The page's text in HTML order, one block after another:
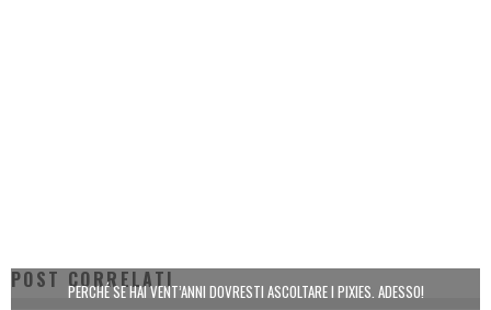
POST CORRELATI
PERCHÉ SE HAI VENT’ANNI DOVRESTI ASCOLTARE I PIXIES. ADESSO!